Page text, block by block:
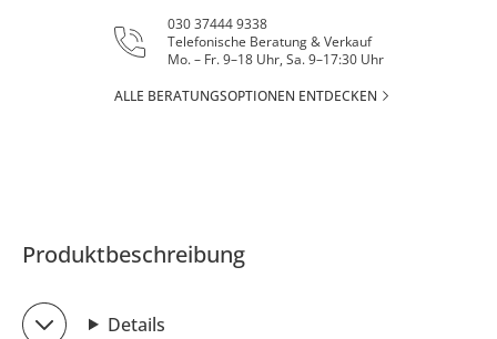
030 37444 9338
Telefonische Beratung & Verkauf
Mo. – Fr. 9–18 Uhr, Sa. 9–17:30 Uhr
ALLE BERATUNGSOPTIONEN ENTDECKEN
Produktbeschreibung
Details